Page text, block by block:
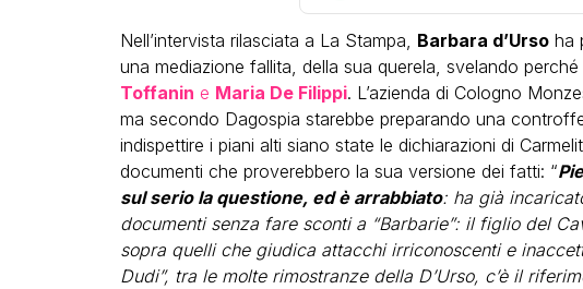
Nell’intervista rilasciata a La Stampa, Barbara d’Ursoha
una mediazione fallita, della sua querela, svelando
Toffanin e Maria De Filippi. L’azienda di Cologno
ma secondo Dagospia starebbe preparando una
indispettire i piani alti siano state le dichiarazioni di
documenti che proverebbero la sua versione dei fatti: “
sul serio la questione, ed è arrabbiato: ha già
documenti senza fare sconti a “Barbarie”: il figlio del
sopra quelli che giudica attacchi irriconoscenti e
Dudi”, tra le molte rimostranze della D’Urso, c’è il